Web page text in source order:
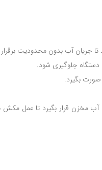
جریان آب بدون محدودیت
جلوگیری شود.
صورت بگیرد.
قرار بگیرد تا عمل مکش به